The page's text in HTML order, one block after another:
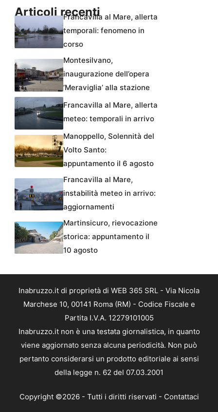
Articoli recentiFrancavilla al Mare, allerta
temporali: fenomeno in
corso
Montesilvano,
inaugurazione dell’opera
‘Meraviglia’ alla stazione
Francavilla al Mare, allerta
meteo: temporali in arrivo
Manoppello, Solennità del
Volto Santo:
appuntamento il 6 agosto
Francavilla al Mare,
instabilità meteo in arrivo:
aggiornamenti
Martinsicuro, rievocazione
storica: appuntamento il
10 agosto
Inabruzzo.it di proprietà di WEB 365 SRL - Via Nicola
Marchese 10, 00141 Roma (RM) - Codice Fiscale e
Partita I.V.A. 12279101005
Inabruzzo.it non è una testata giornalistica, in quanto
viene aggiornato senza alcuna periodicità. Non può
pertanto considerarsi un prodotto editoriale ai sensi
della legge n. 62 del 07.03.2001
Copyright ©2026 - Tutti i diritti riservati - Contattaci